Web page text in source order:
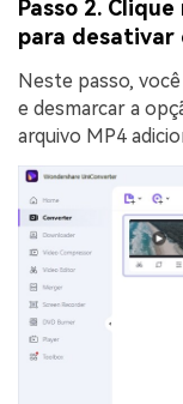
Passo 2.
para desativar
Neste passo,
e desmarcar a
arquivo MP4